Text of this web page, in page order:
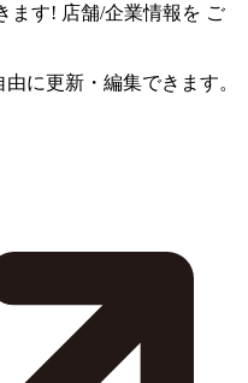
ます! 店舗/企業情報を ご
に更新・編集できます。